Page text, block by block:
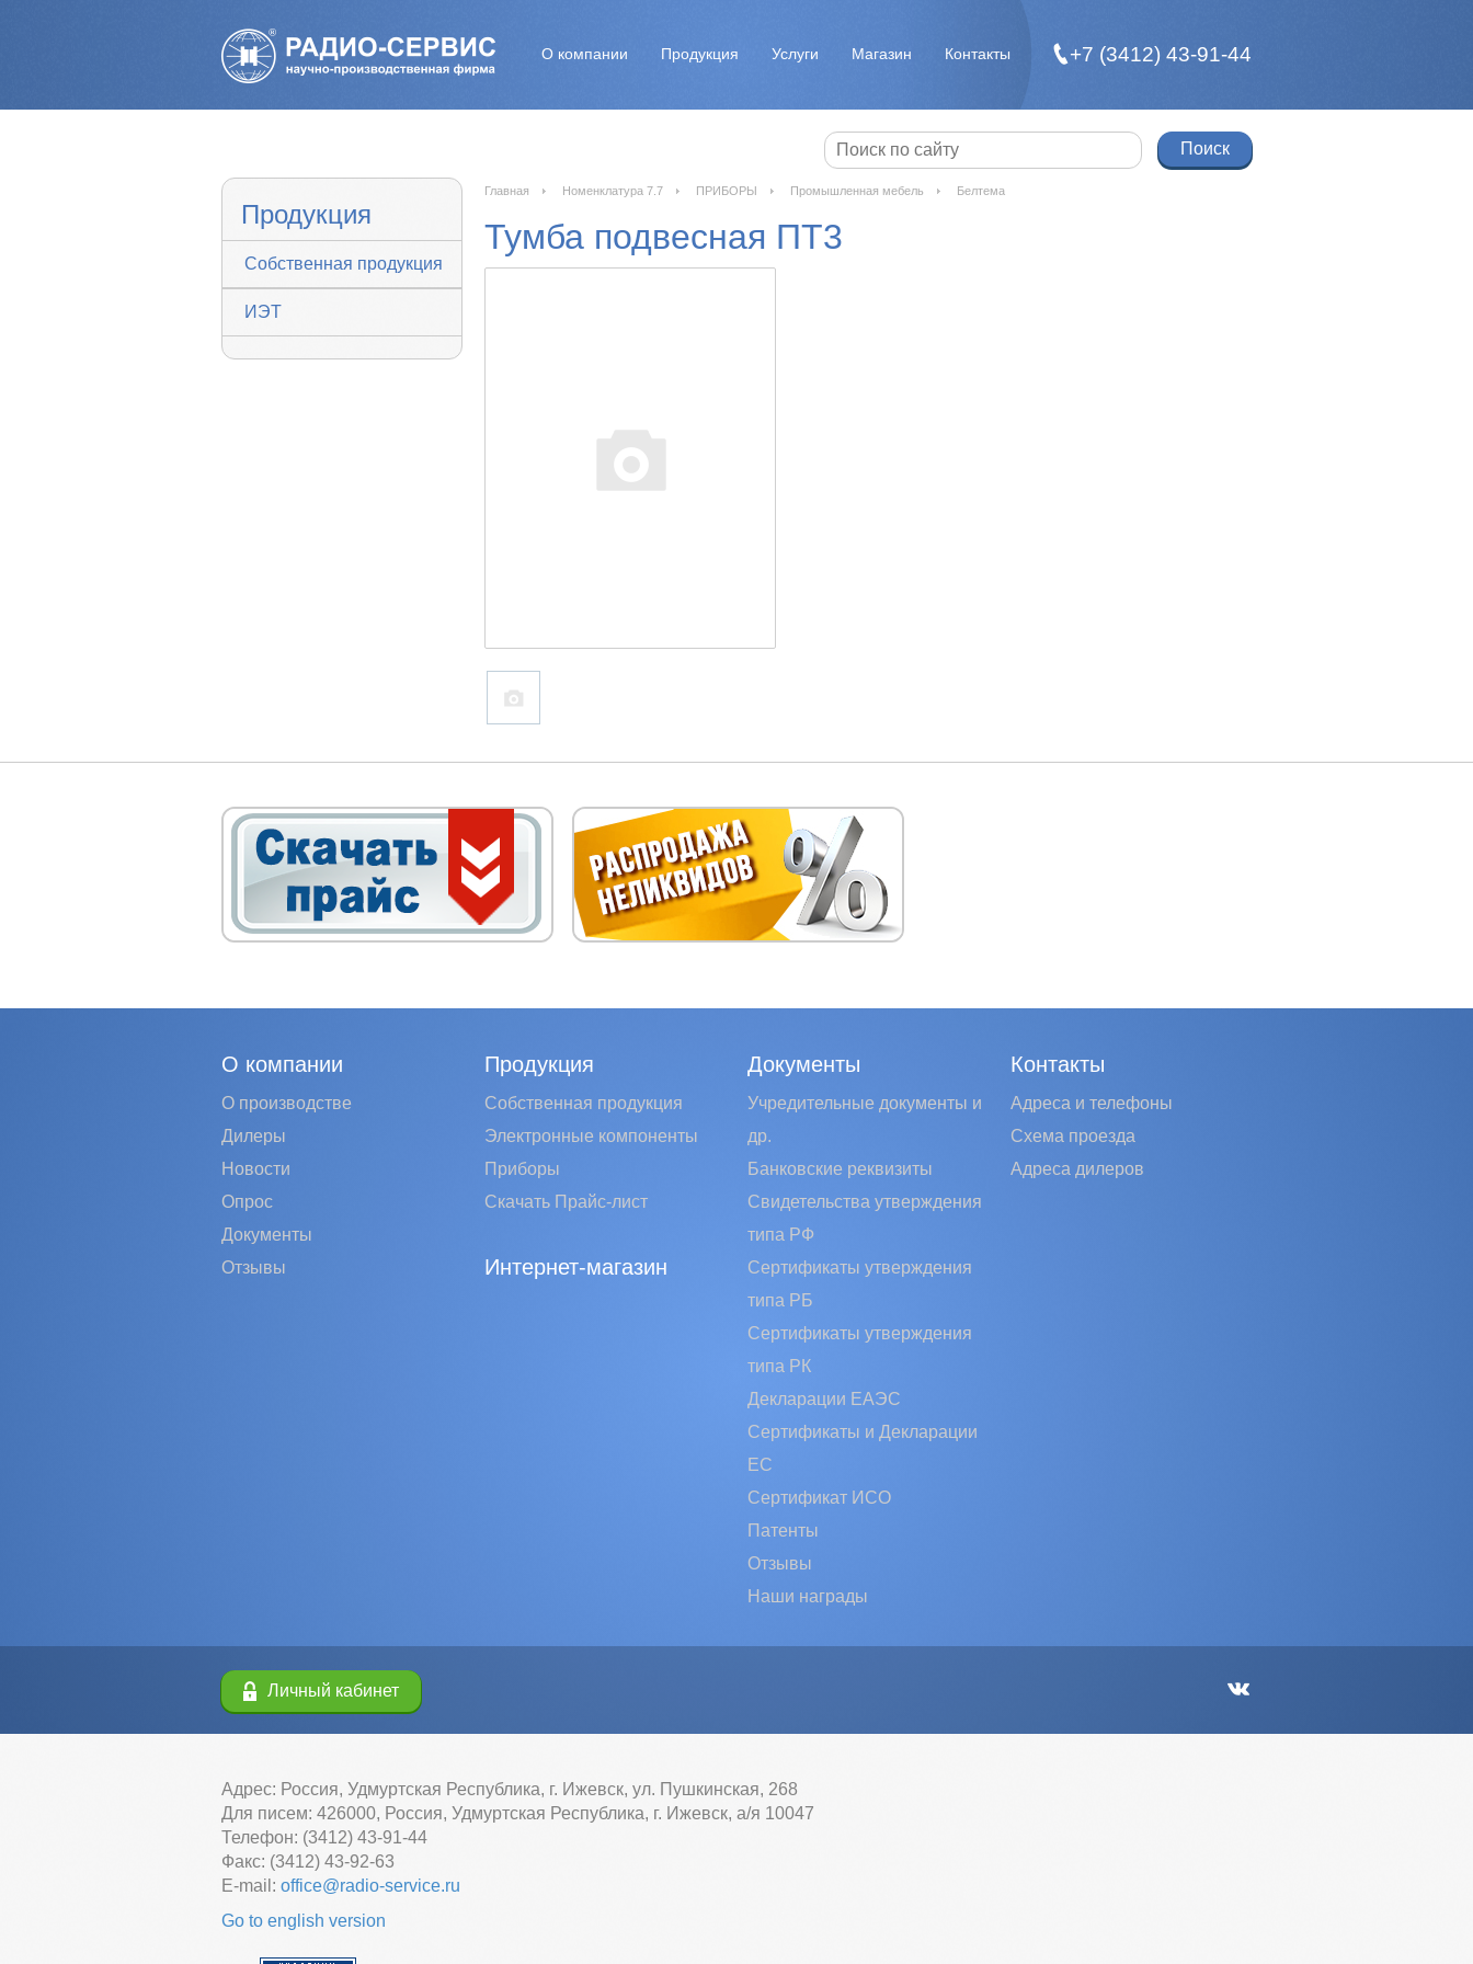
О компании Продукция Услуги Магазин Контакты +7 (3412) 43-91-44
Продукция
Собственная продукция
ИЭТ
Главная Номенклатура 7.7 ПРИБОРЫ Промышленная мебель Белтема
Тумба подвесная ПТ3
О компании
О производстве
Дилеры
Новости
Опрос
Документы
Отзывы
Продукция
Собственная продукция
Электронные компоненты
Приборы
Скачать Прайс-лист
Интернет-магазин
Документы
Учредительные документы и
др.
Банковские реквизиты
Свидетельства утверждения
типа РФ
Сертификаты утверждения
типа РБ
Сертификаты утверждения
типа РК
Декларации ЕАЭС
Сертификаты и Декларации
EC
Сертификат ИСО
Патенты
Отзывы
Наши награды
Контакты
Адреса и телефоны
Схема проезда
Адреса дилеров
Личный кабинет
Адрес: Россия, Удмуртская Республика, г. Ижевск, ул. Пушкинская, 268
Для писем: 426000, Россия, Удмуртская Республика, г. Ижевск, а/я 10047
Телефон: (3412) 43-91-44
Факс: (3412) 43-92-63
E-mail: office@radio-service.ru
Go to english version